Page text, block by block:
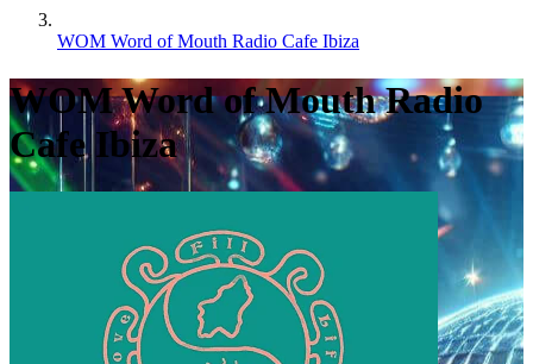
WOM Word of Mouth Radio Cafe Ibiza
WOM Word of Mouth Radio
Cafe Ibiza